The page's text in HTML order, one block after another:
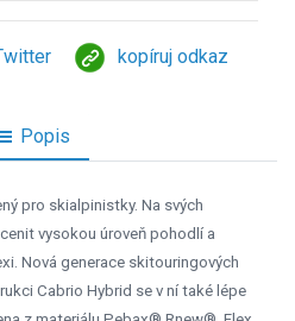
kopíruj odkaz
Popis
pro skialpinistky. Na svých
vysokou úroveň pohodlí a
Nová generace skitouringových
Cabrio Hybrid se v ní také lépe